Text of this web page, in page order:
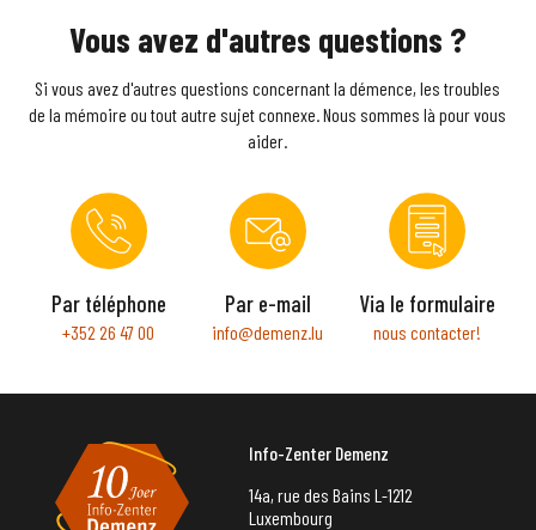
Vous avez d'autres questions ?
Si vous avez d'autres questions concernant la démence, les troubles
de la mémoire ou tout autre sujet connexe. Nous sommes là pour vous
aider.
Par téléphone
+352 26 47 00
Par e-mail
info@demenz.lu
Via le formulaire
nous contacter!
Info-Zenter Demenz
14a, rue des Bains L-1212
Luxembourg